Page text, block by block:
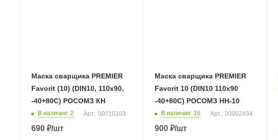
Маска сварщика PREMIER
Favorit (10) (DIN10, 110х90,
-40+80С) РОСОМЗ КН
В наличии: 2 Арт.: 00010103
690 ₽/шт
Маска сварщика PREMIER
Favorit 10 (DIN10 110х90
-40+80С) РОСОМЗ НН-10
В наличии: 16 Арт.: 00002434
900 ₽/шт